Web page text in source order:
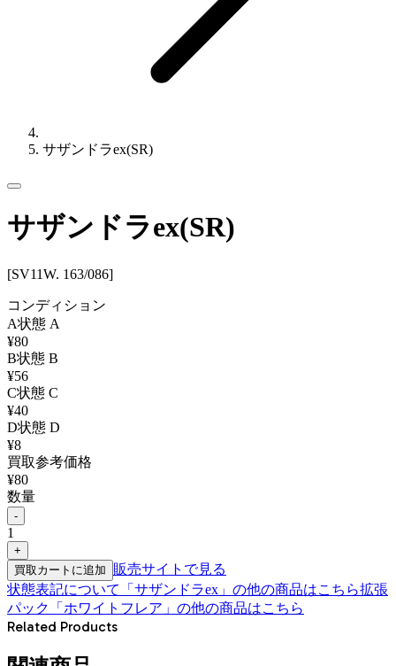
サザンドラex(SR)
サザンドラex(SR)
[SV11W. 163/086]
コンディション
A状態 A
¥80
B状態 B
¥56
C状態 C
¥40
D状態 D
¥8
買取参考価格
¥80
数量
-
1
+
買取カートに追加
販売サイトで見る
状態表記について
「 サザンドラex 」の他の商品はこちら拡張
パック「ホワイトフレア」 の他の商品はこちら
Related Products